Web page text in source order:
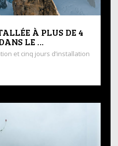
À PLUS DE 4
LE …
et cinq jours d’installation